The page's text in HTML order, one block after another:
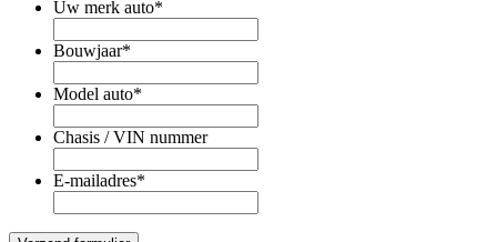
Uw merk auto*
Bouwjaar*
Model auto*
Chasis / VIN nummer
E-mailadres*